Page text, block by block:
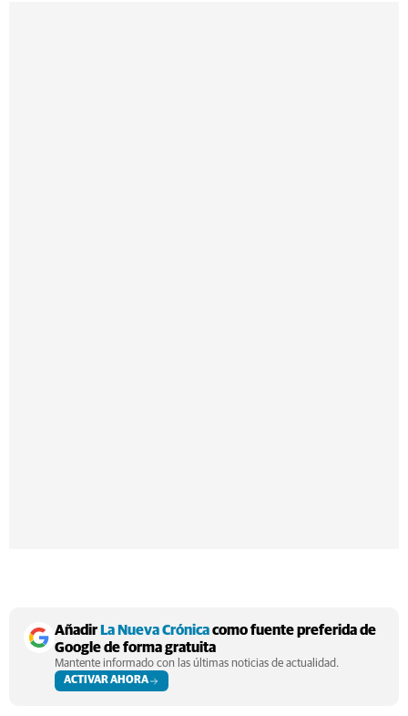
Añadir La Nueva Crónicacomo fuente preferida de
Google de forma gratuita
Mantente informado con las últimas noticias de actualidad.
ACTIVAR AHORA